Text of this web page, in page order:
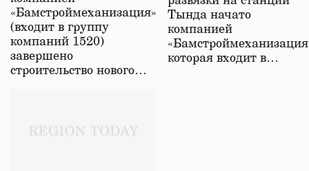
«Бамстроймеханизация»
(входит в группу
компаний 1520)
завершено
строительство нового…
Тында начато
компанией
которая входит в…